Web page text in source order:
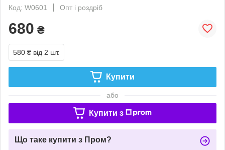
Код: W0601
Опт і роздріб
680 ₴
580 ₴ від 2 шт.
Купити
або
Купити з
Що таке купити з Пром?